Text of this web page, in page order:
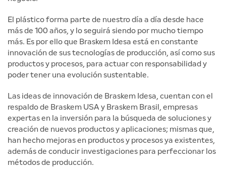
El plástico forma parte de nuestro día a día desde hace
más de 100 años, y lo seguirá siendo por mucho tiempo
más. Es por ello que Braskem Idesa está en constante
innovación de sus tecnologías de producción, así como sus
productos y procesos, para actuar con responsabilidad y
poder tener una evolución sustentable.
Las ideas de innovación de Braskem Idesa, cuentan con el
respaldo de Braskem USA y Braskem Brasil, empresas
expertas en la inversión para la búsqueda de soluciones y
creación de nuevos productos y aplicaciones; mismas que,
han hecho mejoras en productos y procesos ya existentes,
además de conducir investigaciones para perfeccionar los
métodos de producción.